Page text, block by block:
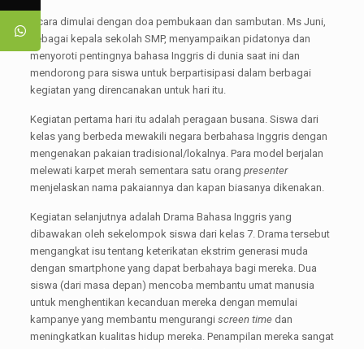
Acara dimulai dengan doa pembukaan dan sambutan. Ms Juni,
sebagai kepala sekolah SMP, menyampaikan pidatonya dan
menyoroti pentingnya bahasa Inggris di dunia saat ini dan
mendorong para siswa untuk berpartisipasi dalam berbagai
kegiatan yang direncanakan untuk hari itu.
Kegiatan pertama hari itu adalah peragaan busana. Siswa dari
kelas yang berbeda mewakili negara berbahasa Inggris dengan
mengenakan pakaian tradisional/lokalnya. Para model berjalan
melewati karpet merah sementara satu orang presenter
menjelaskan nama pakaiannya dan kapan biasanya dikenakan.
Kegiatan selanjutnya adalah Drama Bahasa Inggris yang
dibawakan oleh sekelompok siswa dari kelas 7. Drama tersebut
mengangkat isu tentang keterikatan ekstrim generasi muda
dengan smartphone yang dapat berbahaya bagi mereka. Dua
siswa (dari masa depan) mencoba membantu umat manusia
untuk menghentikan kecanduan mereka dengan memulai
kampanye yang membantu mengurangi screen timedan
meningkatkan kualitas hidup mereka. Penampilan mereka sangat